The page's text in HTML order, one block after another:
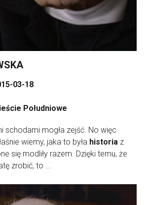
03-18
Południowe
schodami mogła zejść. No więc
wiemy, jaka to była historia z
się modliły razem. Dzięki temu, że
zrobić, to ...